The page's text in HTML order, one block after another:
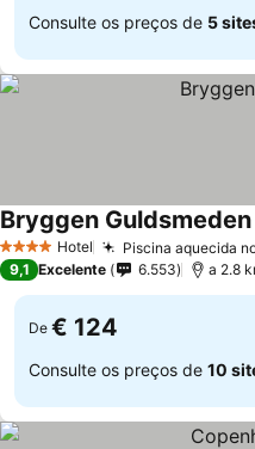
Consulte os preços de 5
4 EstrelasHotel Piscina aquecida
Bryggen Guldsmeden
9,1 Excelente 6.553 a 2.8
De € 124
Consulte os preços de 10